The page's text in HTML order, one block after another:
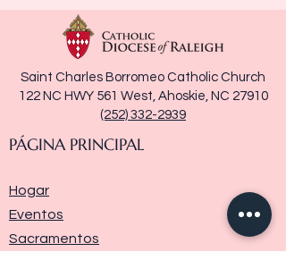
Saint Charles Borromeo Catholic Church
122 NC HWY 561 West, Ahoskie, NC 27910
(252) 332-2939
PÁGINA PRINCIPAL
Hogar
Eventos
Sacramentos